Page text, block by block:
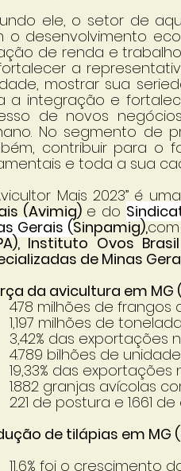
ele, o setor de
o desenvolvimento
de renda e
a
mostrar sua
a integração e
de novos
No segmento de
contribuir para o
e toda a sua
Mais 2023” é
(Avimig) e do
Gerais (Sinpamig),
Instituto Ovos
de Minas
da avicultura em MG
478 milhões de
1,197 milhões de
3,42% das
4.789 bilhões de
19,33% das
1.882 granjas avícolas
221 de postura e 1.661
de tilápias em MG
11,6% foi o crescimento